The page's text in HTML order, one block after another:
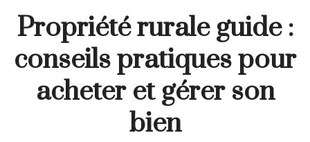
Propriété rurale guide :
conseils pratiques pour
acheter et gérer son
bien